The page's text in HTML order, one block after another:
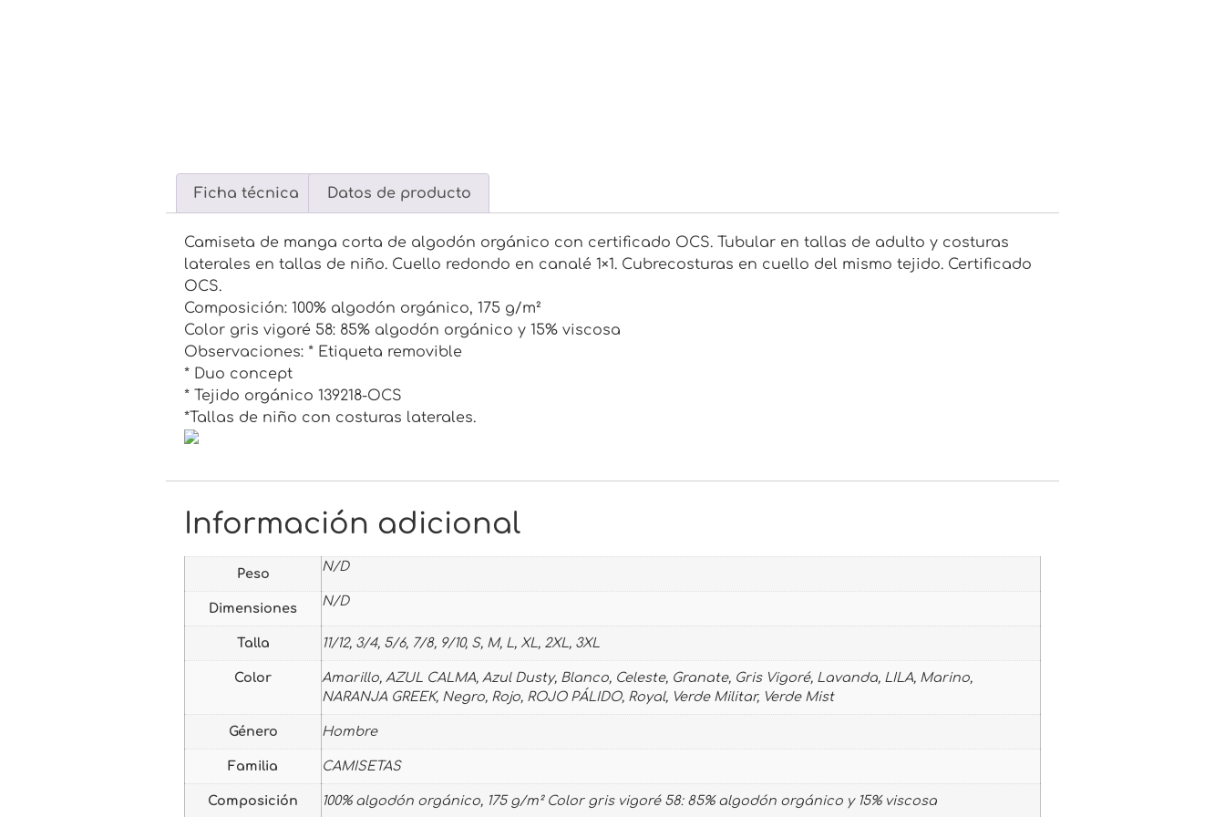
Ficha técnica Datos de producto
Camiseta de manga corta de algodón orgánico con certificado OCS. Tubular en tallas de adulto y costuras
laterales en tallas de niño. Cuello redondo en canalé 1×1. Cubrecosturas en cuello del mismo tejido. Certificado
OCS.
Composición: 100% algodón orgánico, 175 g/m²
Color gris vigoré 58: 85% algodón orgánico y 15% viscosa
Observaciones: * Etiqueta removible
* Duo concept
* Tejido orgánico 139218-OCS
*Tallas de niño con costuras laterales.
Información adicional
Peso N/D
Dimensiones N/D
Talla 11/12, 3/4, 5/6, 7/8, 9/10, S, M, L, XL, 2XL, 3XL
Color
Amarillo, AZUL CALMA, Azul Dusty, Blanco, Celeste, Granate, Gris Vigoré, Lavanda, LILA, Marino,
NARANJA GREEK, Negro, Rojo, ROJO PÁLIDO, Royal, Verde Militar, Verde Mist
Género Hombre
Familia CAMISETAS
Composición 100% algodón orgánico, 175 g/m² Color gris vigoré 58: 85% algodón orgánico y 15% viscosa